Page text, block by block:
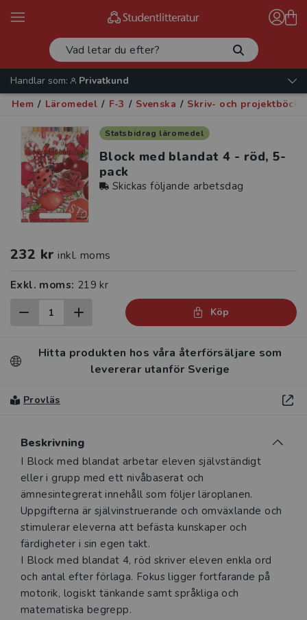
Handlar som:
Privatkund
Hem / Läromedel / F-3 / Svenska / Skriv- och
Statsbidrag läromedel
Block med blandat 4 - röd, 5-
pack
Skickas följande arbetsdag
232 kr inkl. moms
Exkl. moms: 219 kr
Köp
Hitta produkten hos våra återförsäljare som
levererar utanför Sverige
Provläs
Beskrivning
I Block med blandat arbetar eleven självständigt
eller i grupp med ett nivåbaserat och
ämnesintegrerat innehåll som följer läroplanen.
Uppgifterna är självinstruerande och omväxlande och
stimulerar eleverna att befästa kunskaper och
färdigheter i sin egen takt.
I Block med blandat 4, röd skriver eleven enkla ord
och antal efter förlaga. Fokus ligger fortfarande på
motorik, logiskt tänkande samt språkliga och
matematiska begrepp.